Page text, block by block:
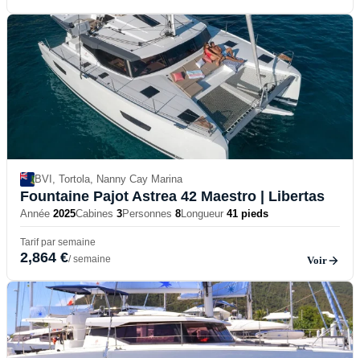
BVI, Tortola, Nanny Cay Marina
Fountaine Pajot Astrea 42 Maestro | Libertas
Année 2025Cabines 3Personnes 8Longueur 41 pieds
Tarif par semaine
2,864 €/ semaine Voir